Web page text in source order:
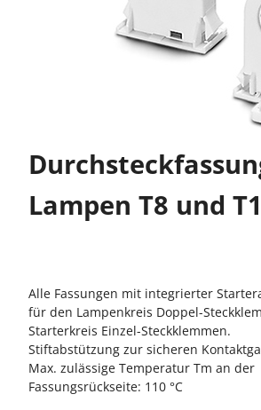
Lampen T8 und
Alle Fassungen mit integrierter
für den Lampenkreis Doppel-
Starterkreis Einzel-Steckklemmen.
Stiftabstützung zur sicheren
Max. zulässige Temperatur Tm an der
Fassungsrückseite: 110 °C